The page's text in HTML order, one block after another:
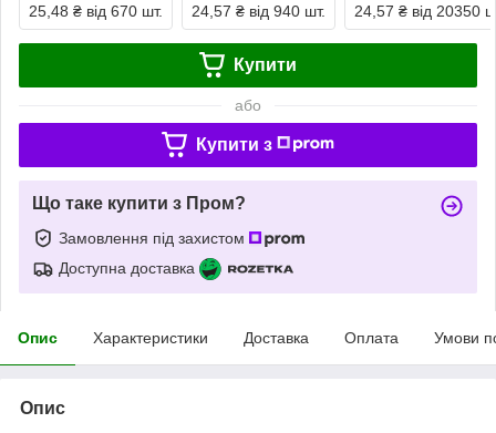
25,48 ₴ від 670 шт. 24,57 ₴ від 940 шт. 24,57 ₴ від 20350
Купити
або
Купити з
Що таке купити з Пром?
Замовлення під захистом
Доступна доставка
Опис Характеристики Доставка Оплата Умови
Опис